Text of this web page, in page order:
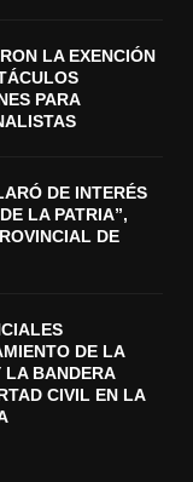
LA EXENCIÓN
PARA
DE INTERÉS
LA PATRIA”,
DE
DE LA
LA BANDERA
CIVIL EN LA